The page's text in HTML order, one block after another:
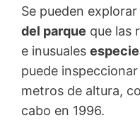
Se pueden explorar
del parque que las
e inusuales
puede inspeccionar
metros de altura,
cabo en 1996.